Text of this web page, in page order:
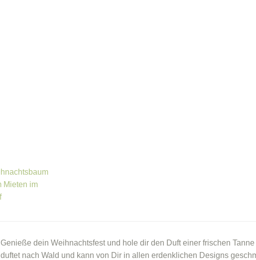
Genieße dein Weihnachtsfest und hole dir den Duft einer frischen
duftet nach Wald und kann von Dir in allen erdenklichen Designs